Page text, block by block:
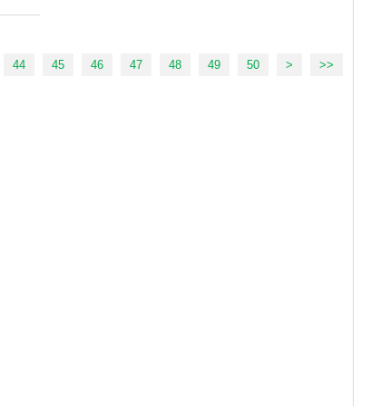
44 45 46 47 48 49 50 > >>